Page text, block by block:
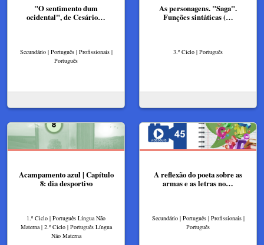
"O sentimento dum
ocidental", de Cesário…
Secundário | Português | Profissionais |
Português
As personagens. "Saga".
Funções sintáticas (…
3.º Ciclo | Português
Acampamento azul | Capítulo
8: dia desportivo
1.º Ciclo | Português Língua Não
Materna | 2.º Ciclo | Português Língua
Não Materna
A reflexão do poeta sobre as
armas e as letras no…
Secundário | Português | Profissionais |
Português